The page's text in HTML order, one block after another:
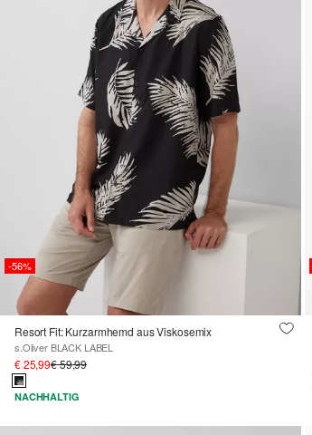
-56%
Resort Fit: Kurzarmhemd aus Viskosemix
s.Oliver BLACK LABEL
€ 25,99€ 59,99
NACHHALTIG